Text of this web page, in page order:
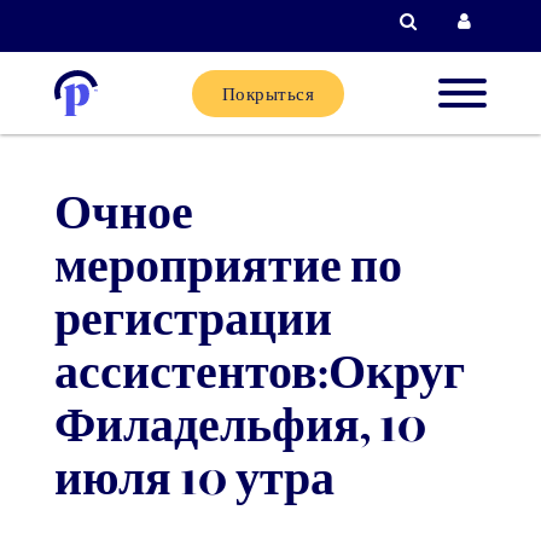
Поиск
Покрыться
Очное
мероприятие по
регистрации
ассистентов:Округ
Филадельфия, 10
июля 10 утра